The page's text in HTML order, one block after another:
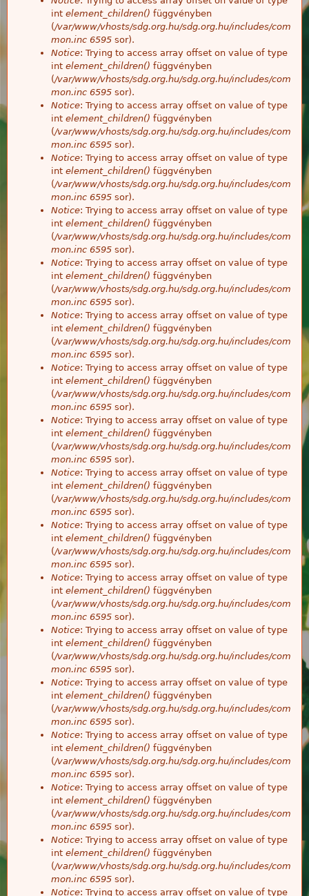
int element_children() függvényben
(/var/www/vhosts/sdg.org.hu/sdg.org.hu/includes/com
mon.inc 6595 sor).
Notice: Trying to access array offset on value of type
int element_children() függvényben
(/var/www/vhosts/sdg.org.hu/sdg.org.hu/includes/com
mon.inc 6595 sor).
Notice: Trying to access array offset on value of type
int element_children() függvényben
(/var/www/vhosts/sdg.org.hu/sdg.org.hu/includes/com
mon.inc 6595 sor).
Notice: Trying to access array offset on value of type
int element_children() függvényben
(/var/www/vhosts/sdg.org.hu/sdg.org.hu/includes/com
mon.inc 6595 sor).
Notice: Trying to access array offset on value of type
int element_children() függvényben
(/var/www/vhosts/sdg.org.hu/sdg.org.hu/includes/com
mon.inc 6595 sor).
Notice: Trying to access array offset on value of type
int element_children() függvényben
(/var/www/vhosts/sdg.org.hu/sdg.org.hu/includes/com
mon.inc 6595 sor).
Notice: Trying to access array offset on value of type
int element_children() függvényben
(/var/www/vhosts/sdg.org.hu/sdg.org.hu/includes/com
mon.inc 6595 sor).
Notice: Trying to access array offset on value of type
int element_children() függvényben
(/var/www/vhosts/sdg.org.hu/sdg.org.hu/includes/com
mon.inc 6595 sor).
Notice: Trying to access array offset on value of type
int element_children() függvényben
(/var/www/vhosts/sdg.org.hu/sdg.org.hu/includes/com
mon.inc 6595 sor).
Notice: Trying to access array offset on value of type
int element_children() függvényben
(/var/www/vhosts/sdg.org.hu/sdg.org.hu/includes/com
mon.inc 6595 sor).
Notice: Trying to access array offset on value of type
int element_children() függvényben
(/var/www/vhosts/sdg.org.hu/sdg.org.hu/includes/com
mon.inc 6595 sor).
Notice: Trying to access array offset on value of type
int element_children() függvényben
(/var/www/vhosts/sdg.org.hu/sdg.org.hu/includes/com
mon.inc 6595 sor).
Notice: Trying to access array offset on value of type
int element_children() függvényben
(/var/www/vhosts/sdg.org.hu/sdg.org.hu/includes/com
mon.inc 6595 sor).
Notice: Trying to access array offset on value of type
int element_children() függvényben
(/var/www/vhosts/sdg.org.hu/sdg.org.hu/includes/com
mon.inc 6595 sor).
Notice: Trying to access array offset on value of type
int element_children() függvényben
(/var/www/vhosts/sdg.org.hu/sdg.org.hu/includes/com
mon.inc 6595 sor).
Notice: Trying to access array offset on value of type
int element_children() függvényben
(/var/www/vhosts/sdg.org.hu/sdg.org.hu/includes/com
mon.inc 6595 sor).
Notice: Trying to access array offset on value of type
int element_children() függvényben
(/var/www/vhosts/sdg.org.hu/sdg.org.hu/includes/com
mon.inc 6595 sor).
Notice: Trying to access array offset on value of type